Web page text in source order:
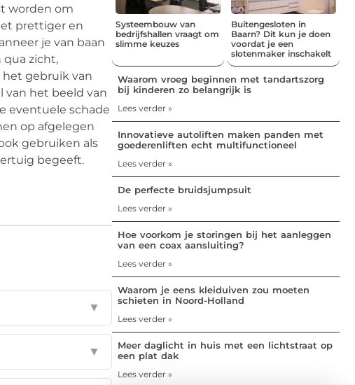
worden om
prettiger en
je van baan
qua zicht,
gebruik van
van het beeld van
eventuele schade
op afgelegen
gebruiken als
begeeft.
▼
▼
Systeembouw van
bedrijfshallen vraagt om
slimme keuzes
Buitengesloten in
Baarn? Dit kun je doen
voordat je een
slotenmaker inschakelt
Waarom vroeg beginnen met tandartszorg
bij kinderen zo belangrijk is
Lees verder »
Innovatieve autoliften maken panden met
goederenliften echt multifunctioneel
Lees verder »
De perfecte bruidsjumpsuit
Lees verder »
Hoe voorkom je storingen bij het aanleggen
van een coax aansluiting?
Lees verder »
Waarom je eens kleiduiven zou moeten
schieten in Noord-Holland
Lees verder »
Meer daglicht in huis met een lichtstraat op
een plat dak
Lees verder »